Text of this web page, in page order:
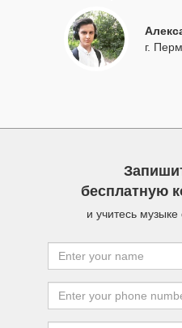
г.
бесплатную
и учитесь